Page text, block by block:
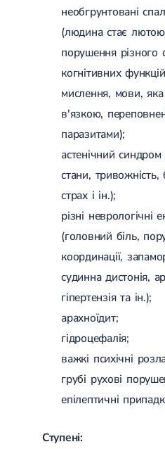
необгрунтовані
(людина стає
порушення різного
когнітивних
мислення, мови,
в'язкою,
паразитами);
астенічний синдром
стани,
страх і ін.);
різні неврологічні
(головний біль,
координації,
судинна дистонія,
гіпертензія та ін.);
арахноїдит;
гідроцефалія;
важкі психічні
грубі рухові
епілептичні
Ступені: